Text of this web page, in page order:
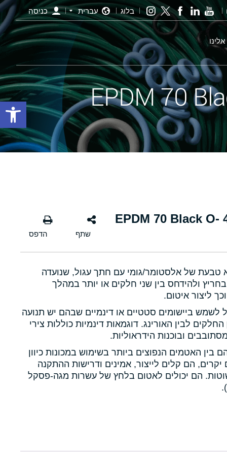
בלוג עברית כניסה
אורינג שחור - 333.00×4.00 EPDM 70 Black O-
טבעת של אלסטומר/גומי עם חתך עגול, שנועדה
ולהידחס בין שני חלקים או יותר במהלך
ליצור איטום.
לשמש ביישומים סטטיים או דינמיים שבהם יש תנועה
החלקים לבין האורינג. דוגמאות דינמיות כוללות צירי
ובוכנות הידראוליות.
בין האטמים הנפוצים ביותר בשימוש במכונות כיוון
הם קלים לייצור, אמינים ודרישות ההתקנה
הם יכולים לאטום בלחץ של עשרות מגה-פסקל
פתח